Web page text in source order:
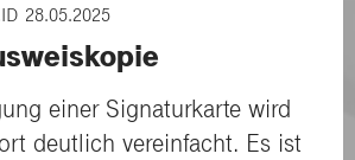
28.05.2025
einer Signaturkarte wird
deutlich vereinfacht. Es ist